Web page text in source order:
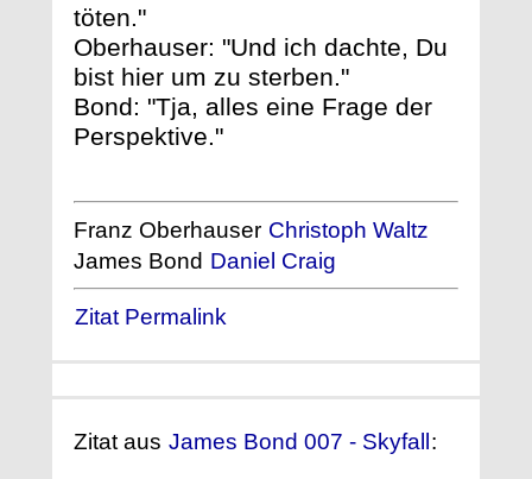
töten."
Oberhauser: "Und ich dachte, Du
bist hier um zu sterben."
Bond: "Tja, alles eine Frage der
Perspektive."
Franz Oberhauser Christoph Waltz
James Bond Daniel Craig
Zitat Permalink
Zitat aus James Bond 007 - Skyfall :